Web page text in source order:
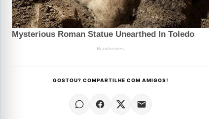
GOSTOU? COMPARTILHE COM AMIGOS!